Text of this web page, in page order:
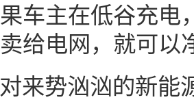
车主在低谷充电
给电网，就可以
来势汹汹的新能